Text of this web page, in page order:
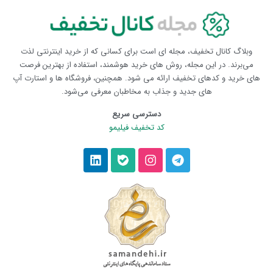
وبلاگ کانال تخفیف، مجله ای است برای کسانی که از خرید اینترنتی لذت
می‌برند. در این مجله، روش های خرید هوشمند، استفاده از بهترین فرصت
های خرید و کدهای تخفیف ارائه می شود. همچنین، فروشگاه ها و استارت آپ
های جدید و جذاب به مخاطبان معرفی می‌شود.
دسترسی سریع
کد تخفیف فیلیمو